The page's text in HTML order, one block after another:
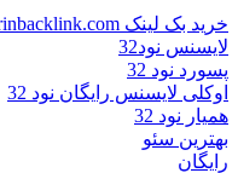
خرید بک لینک behtarinbacklink.com
لایسنس نود32
پسورد نود 32
اوکلی لایسنس رایگان نود 32
همیار نود 32
بهترین سئو
رایگان